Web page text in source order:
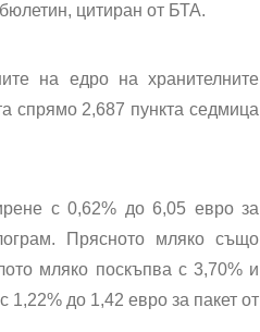
цитиран от БТА.
на едро на хранителните
спрямо 2,687 пункта седмица
с 0,62% до 6,05 евро за
Прясното мляко също
мляко поскъпва с 3,70% и
1,22% до 1,42 евро за пакет от